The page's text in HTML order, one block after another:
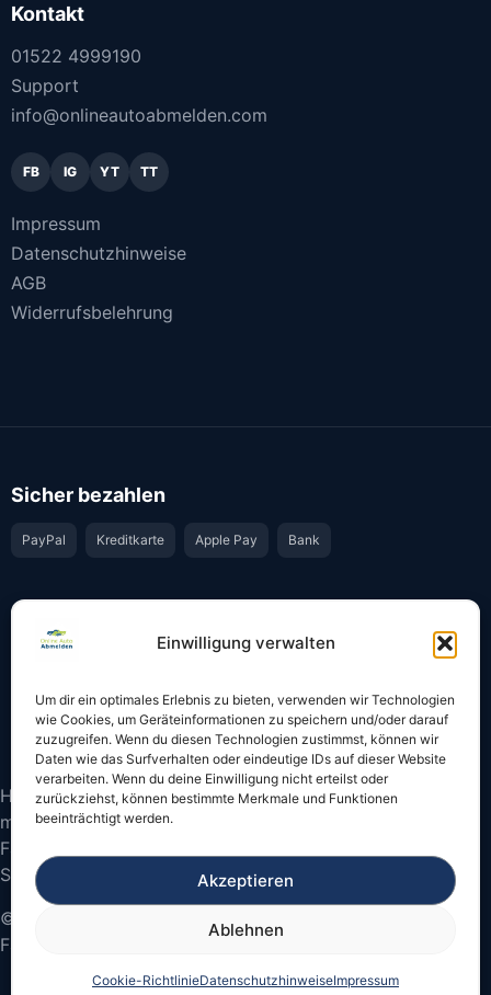
Einwilligung verwalten
Um dir ein optimales Erlebnis zu bieten, verwenden wir Technologien
wie Cookies, um Geräteinformationen zu speichern und/oder darauf
zuzugreifen. Wenn du diesen Technologien zustimmst, können wir
Daten wie das Surfverhalten oder eindeutige IDs auf dieser Website
verarbeiten. Wenn du deine Einwilligung nicht erteilst oder
zurückziehst, können bestimmte Merkmale und Funktionen
beeinträchtigt werden.
Akzeptieren
Ablehnen
Cookie-RichtlinieDatenschutzhinweiseImpressum
Kontakt
01522 4999190
Support
info@onlineautoabmelden.com
FB IG YT TT
Impressum
Datenschutzhinweise
AGB
Widerrufsbelehrung
Sicher bezahlen
PayPal Kreditkarte Apple Pay Bank
Bestätigung per E-Mail Support per WhatsApp
Hinweis: Die Online-Abmeldung ist nicht in allen Fällen
möglich. Bitte prüfen Sie vor dem Start, ob
Fahrzeugschein und Kennzeichen onlinefähige
Sicherheitscodes besitzen.
© 2026 Online Auto Abmelden – Bundesweite
Fahrzeugabmeldung